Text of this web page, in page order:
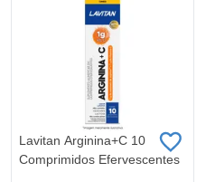
Lavitan Arginina+C 10
Comprimidos Efervescentes